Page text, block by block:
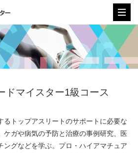
ドマイスター1級コース
るトップアスリートのサポートに必要な
ケガや病気の予防と治療の事例研究、医
ングなどを学ぶ。プロ・ハイアマチュア